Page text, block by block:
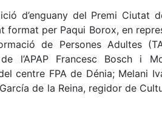
d’enguany del Premi
format per Paqui Borox, en
de Persones Adultes
l’APAP Francesc Bosch i
centre FPA de Dénia; Melani
de la Reina, regidor de